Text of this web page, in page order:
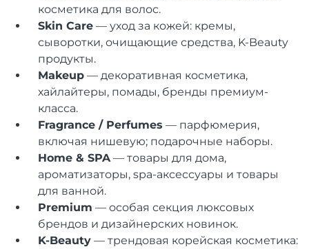
косметика для волос.
Skin Care — уход за кожей: кремы,
сыворотки, очищающие средства, K-Beauty
продукты.
Makeup — декоративная косметика,
хайлайтеры, помады, бренды премиум-
класса.
Fragrance / Perfumes — парфюмерия,
включая нишевую; подарочные наборы.
Home & SPA— товары для дома,
ароматизаторы, spa-аксессуары и товары
для ванной.
Premium — особая секция люксовых
брендов и дизайнерских новинок.
K-Beauty — трендовая корейская косметика: